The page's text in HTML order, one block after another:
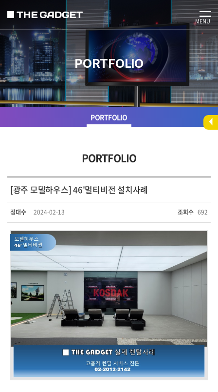
MENU
PORTFOLIO
PORTFOLIO
PORTFOLIO
[광주 모델하우스] 46'멀티비전 설치사례
정대수 2024-02-13 조회수 692